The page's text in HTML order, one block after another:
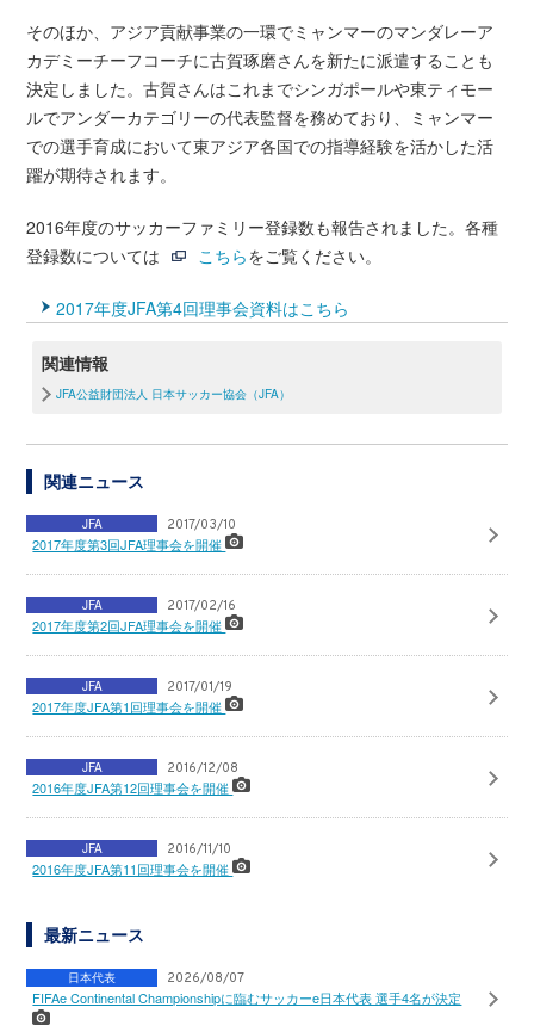
そのほか、アジア貢献事業の一環でミャンマーのマンダレーア
カデミーチーフコーチに古賀琢磨さんを新たに派遣することも
決定しました。古賀さんはこれまでシンガポールや東ティモー
ルでアンダーカテゴリーの代表監督を務めており、ミャンマー
での選手育成において東アジア各国での指導経験を活かした活
躍が期待されます。
2016年度のサッカーファミリー登録数も報告されました。各種
登録数については
こちらをご覧ください。
2017年度JFA第4回理事会資料はこちら
関連情報
JFA公益財団法人 日本サッカー協会（JFA）
関連ニュース
JFA 2017/03/10
2017年度第3回JFA理事会を開催
JFA 2017/02/16
2017年度第2回JFA理事会を開催
JFA 2017/01/19
2017年度JFA第1回理事会を開催
JFA 2016/12/08
2016年度JFA第12回理事会を開催
JFA 2016/11/10
2016年度JFA第11回理事会を開催
最新ニュース
日本代表 2026/08/07
FIFAe Continental Championshipに臨むサッカーe日本代表 選手4名が決定